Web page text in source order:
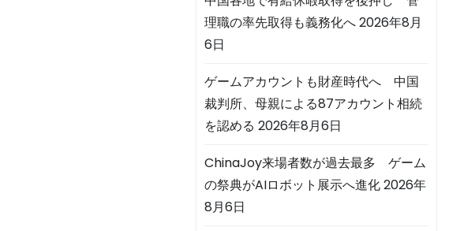
理職の率先取得も義務化へ2026年8月
6日
ゲームアカウントも財産時代へ 中国
裁判所、母親による87アカウント相続
を認める 2026年8月6日
ChinaJoy来場者数が過去最多 ゲーム
の祭典がAIロボット展示へ進化2026年
8月6日